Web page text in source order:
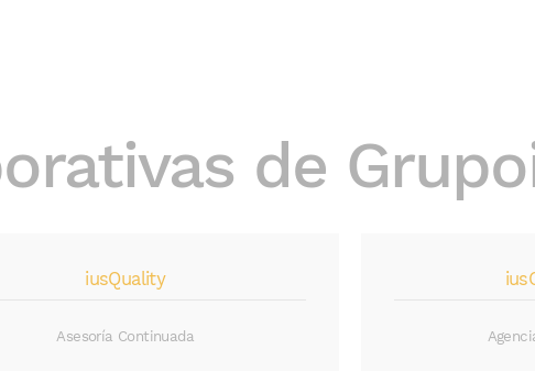
de
iusQuality
Asesoría Continuada